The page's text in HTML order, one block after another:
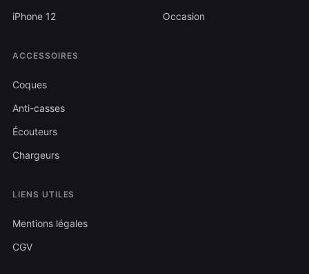
iPhone 12
Occasion
ACCESSOIRES
Coques
Anti-casses
Écouteurs
Chargeurs
LIENS UTILES
Mentions légales
CGV